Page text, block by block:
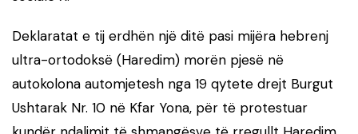
Deklaratat e tij erdhën një ditë pasi mijëra hebrenj
ultra-ortodoksë (Haredim) morën pjesë në
autokolona automjetesh nga 19 qytete drejt Burgut
Ushtarak Nr. 10 në Kfar Yona, për të protestuar